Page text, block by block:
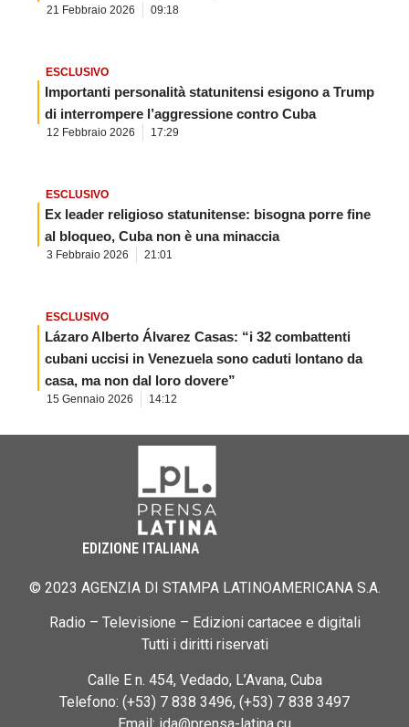
21 Febbraio 2026 09:18
ESCLUSIVO
Importanti personalità statunitensi esigono a Trump
di interrompere l’aggressione contro Cuba
12 Febbraio 2026 17:29
ESCLUSIVO
Ex leader religioso statunitense: bisogna porre fine
al bloqueo, Cuba non è una minaccia
3 Febbraio 2026 21:01
ESCLUSIVO
Lázaro Alberto Álvarez Casas: “i 32 combattenti
cubani uccisi in Venezuela sono caduti lontano da
casa, ma non dal loro dovere”
15 Gennaio 2026 14:12
EDIZIONE ITALIANA
© 2023 AGENZIA DI STAMPA LATINOAMERICANA S.A.
Radio – Televisione – Edizioni cartacee e digitali
Tutti i diritti riservati
Calle E n. 454, Vedado, L’Avana, Cuba
Telefono: (+53) 7 838 3496, (+53) 7 838 3497
Email: ida@prensa-latina.cu